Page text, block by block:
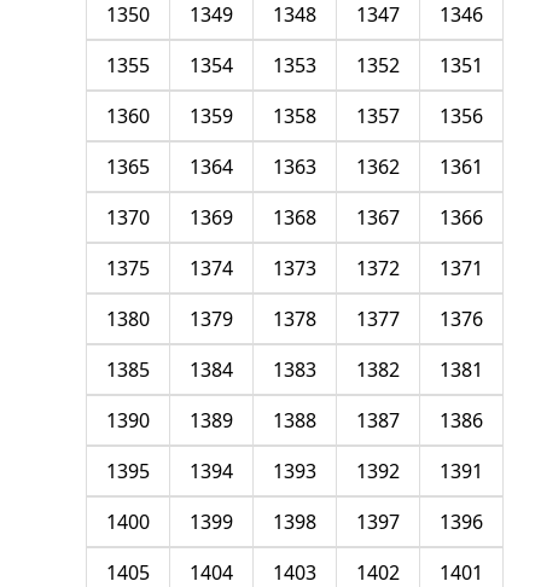
1346
1347
1348
1349
1350
1351
1352
1353
1354
1355
1356
1357
1358
1359
1360
1361
1362
1363
1364
1365
1366
1367
1368
1369
1370
1371
1372
1373
1374
1375
1376
1377
1378
1379
1380
1381
1382
1383
1384
1385
1386
1387
1388
1389
1390
1391
1392
1393
1394
1395
1396
1397
1398
1399
1400
1401
1402
1403
1404
1405